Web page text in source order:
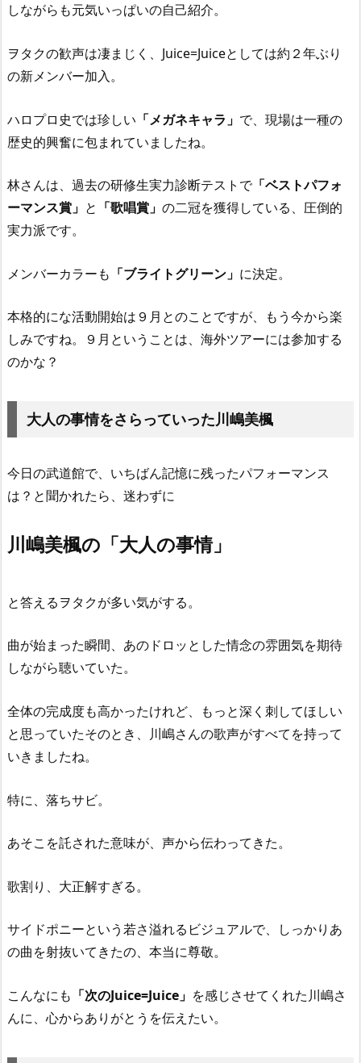
しながらも元気いっぱいの自己紹介。
ヲタクの歓声は凄まじく、Juice=Juiceとしては約２年ぶり
の新メンバー加入。
ハロプロ史では珍しい 「メガネキャラ」 で、現場は一種の
歴史的興奮に包まれていましたね。
林さんは、過去の研修生実力診断テストで「ベストパフォ
ーマンス賞」 と 「歌唱賞」 の二冠を獲得している、圧倒的
実力派です。
メンバーカラーも 「ブライトグリーン」 に決定。
本格的にな活動開始は９月とのことですが、もう今から楽
しみですね。９月ということは、海外ツアーには参加する
のかな？
大人の事情をさらっていった川嶋美楓
今日の武道館で、いちばん記憶に残ったパフォーマンス
は？と聞かれたら、迷わずに
川嶋美楓の「大人の事情」
と答えるヲタクが多い気がする。
曲が始まった瞬間、あのドロッとした情念の雰囲気を期待
しながら聴いていた。
全体の完成度も高かったけれど、もっと深く刺してほしい
と思っていたそのとき、川嶋さんの歌声がすべてを持って
いきましたね。
特に、落ちサビ。
あそこを託された意味が、声から伝わってきた。
歌割り、大正解すぎる。
サイドポニーという若さ溢れるビジュアルで、しっかりあ
の曲を射抜いてきたの、本当に尊敬。
こんなにも 「次のJuice=Juice」 を感じさせてくれた川嶋さ
んに、心からありがとうを伝えたい。